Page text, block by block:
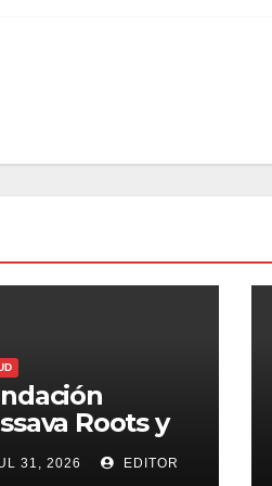
Roots y
Grisi
31, 2026 EDITOR